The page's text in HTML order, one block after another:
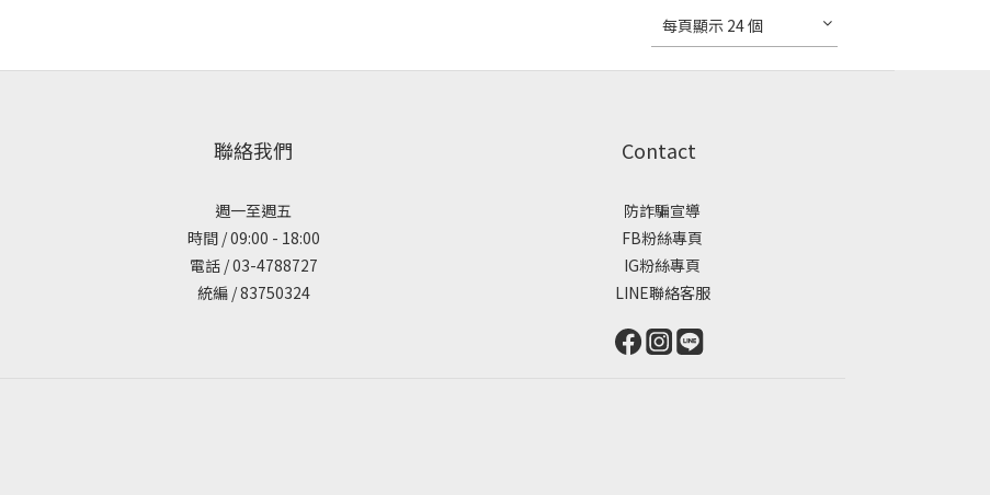
每頁顯示 24 個
聯絡我們
週一至週五
時間 / 09:00 - 18:00
電話 / 03-4788727
統編 / 83750324
Contact
防詐騙宣導
FB粉絲專頁
IG粉絲專頁
LINE聯絡客服